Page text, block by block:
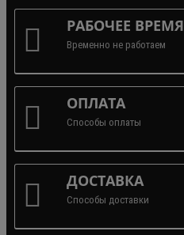
РАБОЧЕЕ ВРЕМЯ
Временно не работаем
ОПЛАТА
Способы оплаты
ДОСТАВКА
Способы доставки